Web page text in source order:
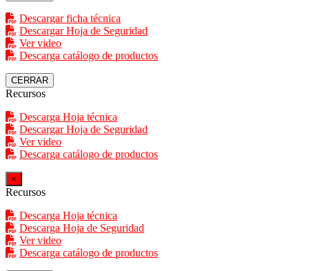
Descargar ficha técnica
Descargar Hoja de Seguridad
Ver video
Descarga catálogo de productos
CERRAR
Recursos
Descarga Hoja técnica
Descargar Hoja de Seguridad
Ver video
Descarga catálogo de productos
×
Recursos
Descarga Hoja técnica
Descarga Hoja de Seguridad
Ver video
Descarga catálogo de productos